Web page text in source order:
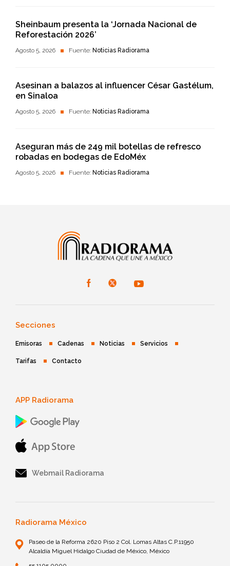
Sheinbaum presenta la ‘Jornada Nacional de
Reforestación 2026’
Agosto 5, 2026 Fuente: Noticias Radiorama
Asesinan a balazos al influencer César Gastélum,
en Sinaloa
Agosto 5, 2026 Fuente: Noticias Radiorama
Aseguran más de 249 mil botellas de refresco
robadas en bodegas de EdoMéx
Agosto 5, 2026 Fuente: Noticias Radiorama
Secciones
Emisoras Cadenas Noticias Servicios
Tarifas Contacto
APP Radiorama
Webmail Radiorama
Radiorama México
Paseo de la Reforma 2620 Piso 2 Col. Lomas Altas C.P.11950
Alcaldía Miguel Hidalgo Ciudad de México, México